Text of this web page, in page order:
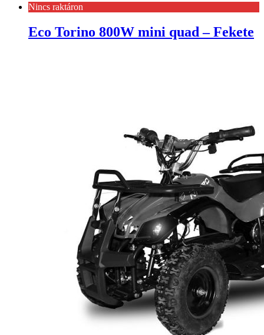
Nincs raktáron
Eco Torino 800W mini quad – Fekete